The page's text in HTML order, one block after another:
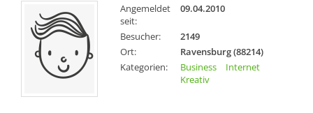
Angemeldet
seit:
09.04.2010
Besucher:
2149
Ort:
Ravensburg (88214)
Kategorien:
Business
Internet
Kreativ